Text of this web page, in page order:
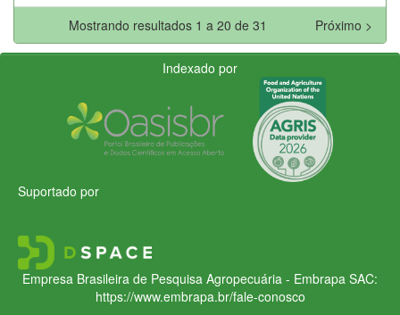
Mostrando resultados 1 a 20 de 31 Próximo >
Indexado por
Suportado por
Empresa Brasileira de Pesquisa Agropecuária - Embrapa SAC:
https://www.embrapa.br/fale-conosco